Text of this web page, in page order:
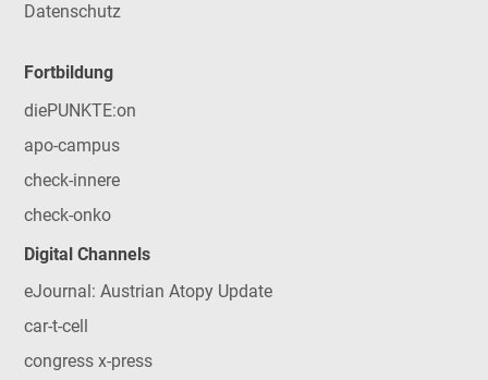
Datenschutz
Fortbildung
diePUNKTE:on
apo-campus
check-innere
check-onko
Digital Channels
eJournal: Austrian Atopy Update
car-t-cell
congress x-press